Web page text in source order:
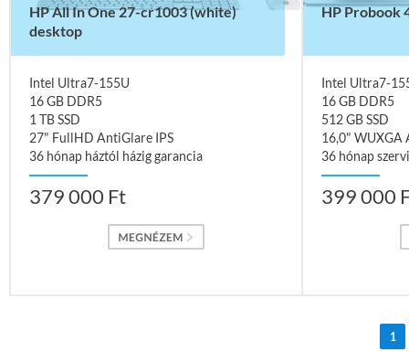
HP All In One 27-cr1003 (white)
desktop
Intel Ultra7-155U
16 GB DDR5
1 TB SSD
27" FullHD AntiGlare IPS
36 hónap háztól házig garancia
379 000 Ft
HP Probook
Intel Ultra7-
16 GB DDR5
512 GB SSD
16,0" WUXGA
36 hónap
399 000
1